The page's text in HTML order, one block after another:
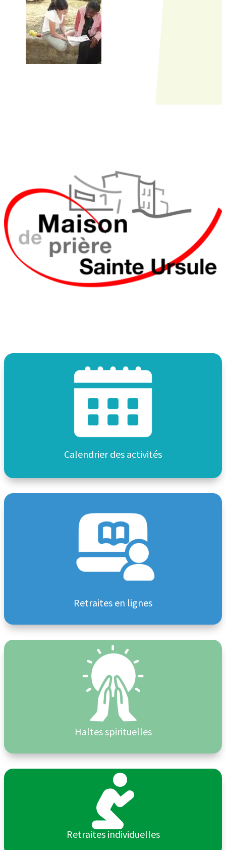
Calendrier des activités
Retraites en lignes
Haltes spirituelles

Retraites individuelles